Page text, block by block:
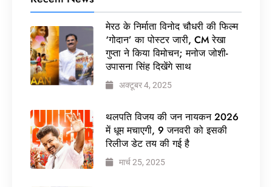
मेरठ के निर्माता विनोद चौधरी की फिल्म
‘गोदान’ का पोस्टर जारी, CM रेखा
गुप्ता ने किया विमोचन; मनोज जोशी-
उपासना सिंह दिखेंगे साथ
अक्टूबर 4, 2025
थलपति विजय की जन नायकन 2026
में धूम मचाएगी, 9 जनवरी को इसकी
रिलीज डेट तय की गई है
मार्च 25, 2025